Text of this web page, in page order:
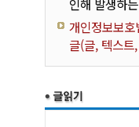
인해 발생하
개인정보보
글(글, 텍스